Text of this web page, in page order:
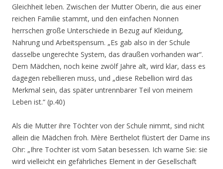
Gleichheit leben. Zwischen der Mutter Oberin, die aus einer
reichen Familie stammt, und den einfachen Nonnen
herrschen große Unterschiede in Bezug auf Kleidung,
Nahrung und Arbeitspensum. „Es gab also in der Schule
dasselbe ungerechte System, das draußen vorhanden war“.
Dem Mädchen, noch keine zwölf Jahre alt, wird klar, dass es
dagegen rebellieren muss, und „diese Rebellion wird das
Merkmal sein, das später untrennbarer Teil von meinem
Leben ist.“ (p.40)
Als die Mutter ihre Töchter von der Schule nimmt, sind nicht
allein die Mädchen froh. Mère Berthelot flüstert der Dame ins
Ohr: „Ihre Tochter ist vom Satan besessen. Ich warne Sie: sie
wird vielleicht ein gefährliches Element in der Gesellschaft